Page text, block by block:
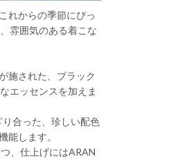
れからの季節にぴっ
雰囲気のある着こな
施された、ブラック
エッセンスを加えま
合った、珍しい配色
能します。
、仕上げにはARAN